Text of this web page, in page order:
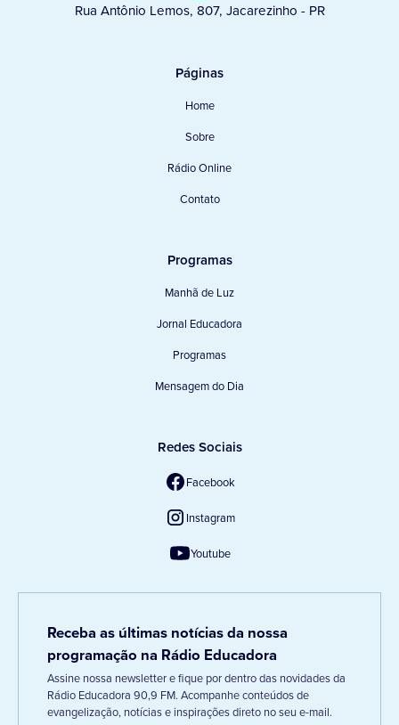
Rua Antônio Lemos, 807, Jacarezinho - PR
Páginas
Home
Sobre
Rádio Online
Contato
Programas
Manhã de Luz
Jornal Educadora
Programas
Mensagem do Dia
Redes Sociais
Facebook
Instagram
Youtube
Receba as últimas notícias da nossa
programação na Rádio Educadora
Assine nossa newsletter e fique por dentro das novidades da
Rádio Educadora 90,9 FM. Acompanhe conteúdos de
evangelização, notícias e inspirações direto no seu e-mail.